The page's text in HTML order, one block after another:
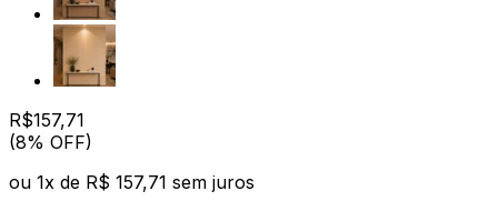
R$157,71
(8% OFF)
ou 1x de R$ 157,71 sem juros